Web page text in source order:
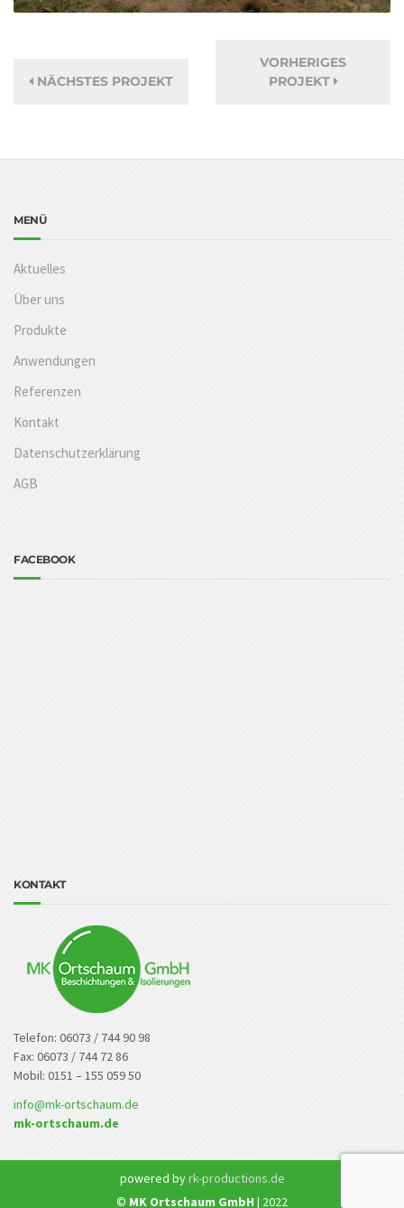
NÄCHSTES PROJEKT
VORHERIGES
PROJEKT
MENÜ
Aktuelles
Über uns
Produkte
Anwendungen
Referenzen
Kontakt
Datenschutzerklärung
AGB
FACEBOOK
KONTAKT
Telefon: 06073 / 744 90 98
Fax: 06073 / 744 72 86
Mobil: 0151 – 155 059 50
info@mk-ortschaum.de
mk-ortschaum.de
powered byrk-productions.de
© MK Ortschaum GmbH | 2022